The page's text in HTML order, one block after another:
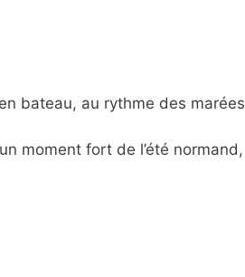
bateau, au rythme des marées
moment fort de l’été normand,